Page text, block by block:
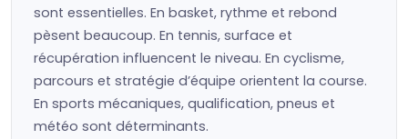
sont essentielles. En basket, rythme et rebond
pèsent beaucoup. En tennis, surface et
récupération influencent le niveau. En cyclisme,
parcours et stratégie d’équipe orientent la course.
En sports mécaniques, qualification, pneus et
météo sont déterminants.